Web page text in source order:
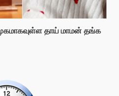
தாய் மாமன் தங்க